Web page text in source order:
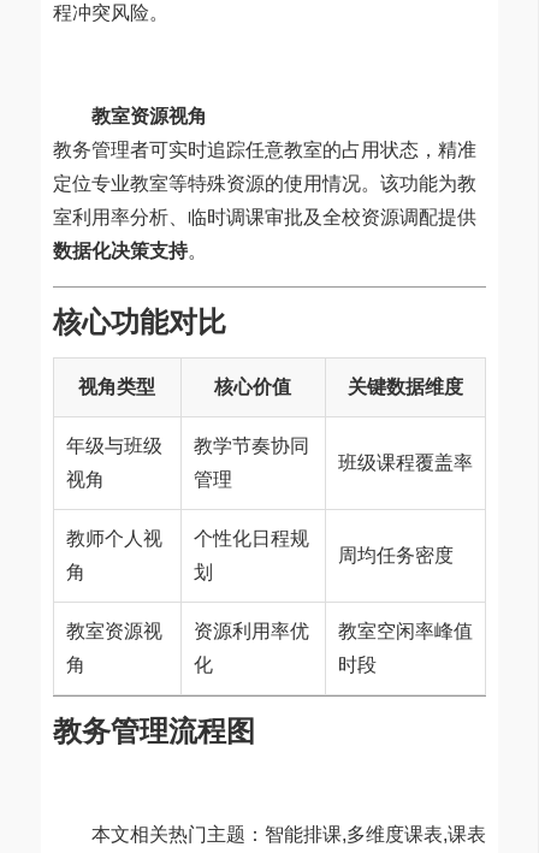
程冲突风险。
教室资源视角
教务管理者可实时追踪任意教室的占用状态，精准
定位专业教室等特殊资源的使用情况。该功能为教
室利用率分析、临时调课审批及全校资源调配提供
数据化决策支持。
核心功能对比
视角类型 核心价值 关键数据维度
年级与班级
视角
教学节奏协同
管理
班级课程覆盖率
教师个人视
角
个性化日程规
划
周均任务密度
教室资源视
角
资源利用率优
化
教室空闲率峰值
时段
教务管理流程图
本文相关热门主题：智能排课,多维度课表,课表